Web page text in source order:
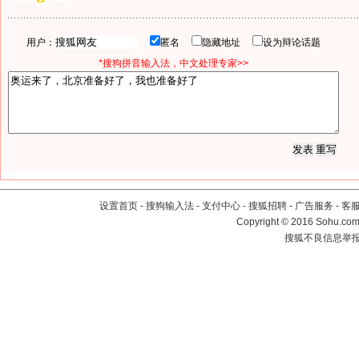
用户： 匿名 隐藏地址
设为辩论话题
*搜狗拼音输入法，中文处理专家>>
设置首页 - 搜狗输入法 - 支付中心 - 搜狐招聘 - 广告服务 - 客
Copyright©2016
搜狐不良信息举